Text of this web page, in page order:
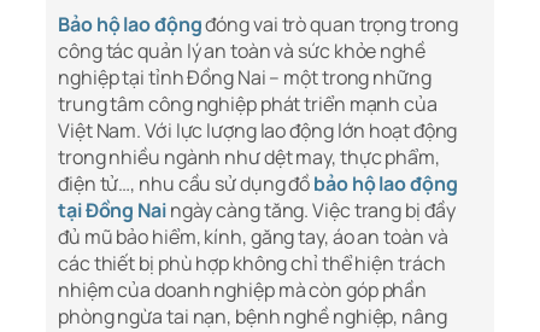
Bảo hộ lao độngđóng vai trò quan trọng trong
công tác quản lý an toàn và sức khỏe nghề
nghiệp tại tỉnh Đồng Nai – một trong những
trung tâm công nghiệp phát triển mạnh của
Việt Nam. Với lực lượng lao động lớn hoạt động
trong nhiều ngành như dệt may, thực phẩm,
điện tử…, nhu cầu sử dụng đồbảo hộ lao động
tại Đồng Naingày càng tăng. Việc trang bị đầy
đủ mũ bảo hiểm, kính, găng tay, áo an toàn và
các thiết bị phù hợp không chỉ thể hiện trách
nhiệm của doanh nghiệp mà còn góp phần
phòng ngừa tai nạn, bệnh nghề nghiệp, nâng